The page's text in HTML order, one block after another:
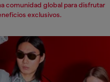
comunidad global para disfrutar
exclusivos.